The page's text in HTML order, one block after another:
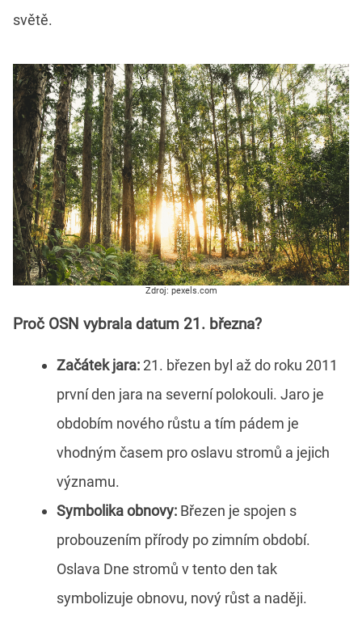
světě.
Zdroj: pexels.com
Proč OSN vybrala datum 21. března?
Začátek jara:21. březen byl až do roku 2011
první den jara na severní polokouli. Jaro je
obdobím nového růstu a tím pádem je
vhodným časem pro oslavu stromů a jejich
významu.
Symbolika obnovy: Březen je spojen s
probouzením přírody po zimním období.
Oslava Dne stromů v tento den tak
symbolizuje obnovu, nový růst a naději.